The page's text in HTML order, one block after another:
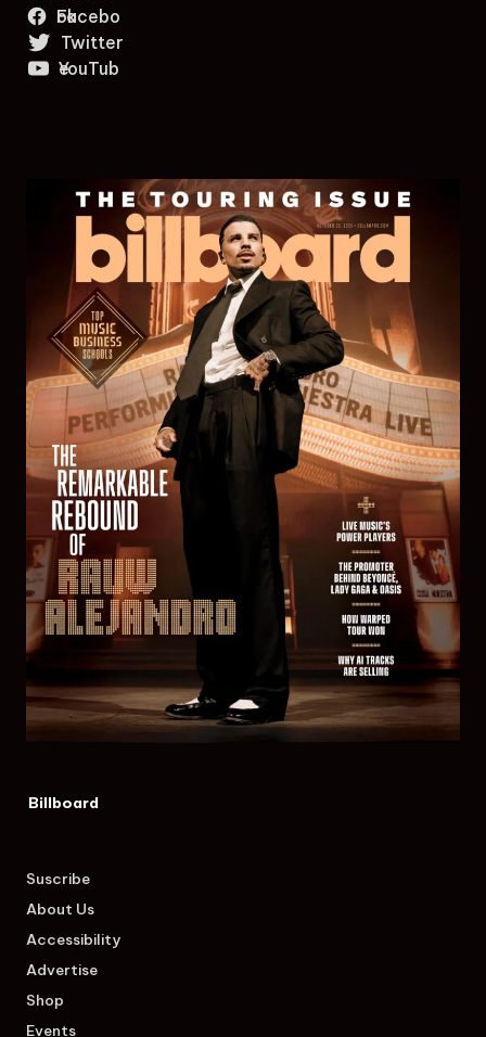
Facebook
Twitter
YouTube
Billboard
Suscribe
About Us
Accessibility
Advertise
Shop
Events